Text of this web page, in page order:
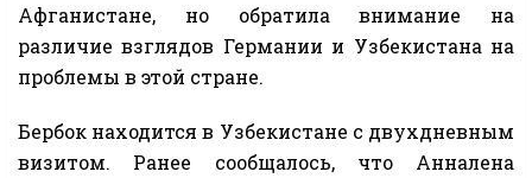
Афганистане, но обратила внимание на
различие взглядов Германии и Узбекистана на
проблемы в этой стране.
Бербок находится в Узбекистане с двухдневным
визитом. Ранее сообщалось, что Анналена